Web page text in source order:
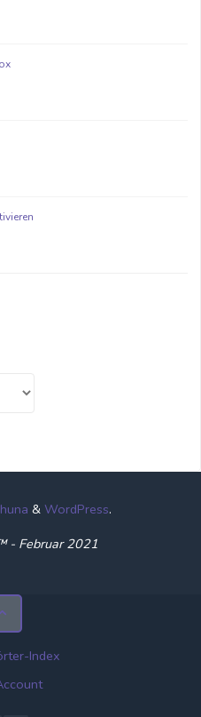
& WordPress.
- Februar 2021
Index